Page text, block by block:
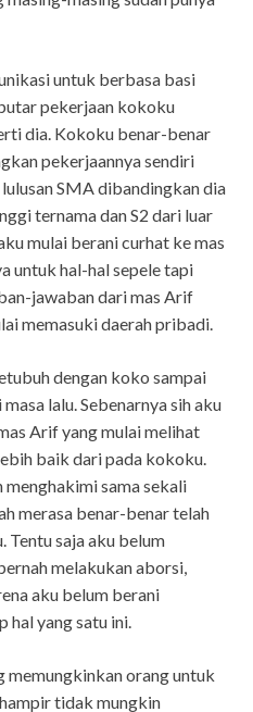
untuk berbasa basi
pekerjaan kokoku
dia. Kokoku benar-benar
pekerjaannya sendiri
SMA dibandingkan dia
ternama dan S2 dari luar
mulai berani curhat ke mas
untuk hal-hal sepele tapi
jawaban dari mas Arif
memasuki daerah pribadi.
dengan koko sampai
lalu. Sebenarnya sih aku
Arif yang mulai melihat
baik dari pada kokoku.
sama sekali
merasa benar-benar telah
Tentu saja aku belum
melakukan aborsi,
aku belum berani
hal yang satu ini.
orang untuk
tidak mungkin